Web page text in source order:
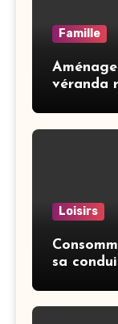
Famille
véranda
Loisirs
sa